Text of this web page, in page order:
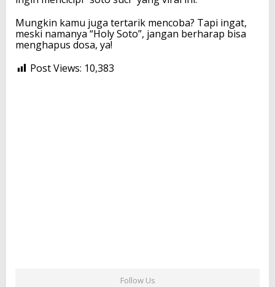
Mungkin kamu juga tertarik mencoba? Tapi ingat,
meski namanya “Holy Soto”, jangan berharap bisa
menghapus dosa, ya!
Post Views: 10,383
Follow Us